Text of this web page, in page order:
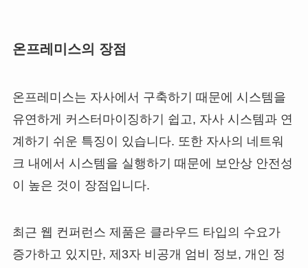
온프레미스의 장점
온프레미스는 자사에서 구축하기 때문에 시스템을
유연하게 커스터마이징하기 쉽고, 자사 시스템과 연
계하기 쉬운 특징이 있습니다. 또한 자사의 네트워
크 내에서 시스템을 실행하기 때문에 보안상 안전성
이 높은 것이 장점입니다.
최근 웹 컨퍼런스 제품은 클라우드 타입의 수요가
증가하고 있지만, 제3자 비공개 엄비 정보, 개인 정